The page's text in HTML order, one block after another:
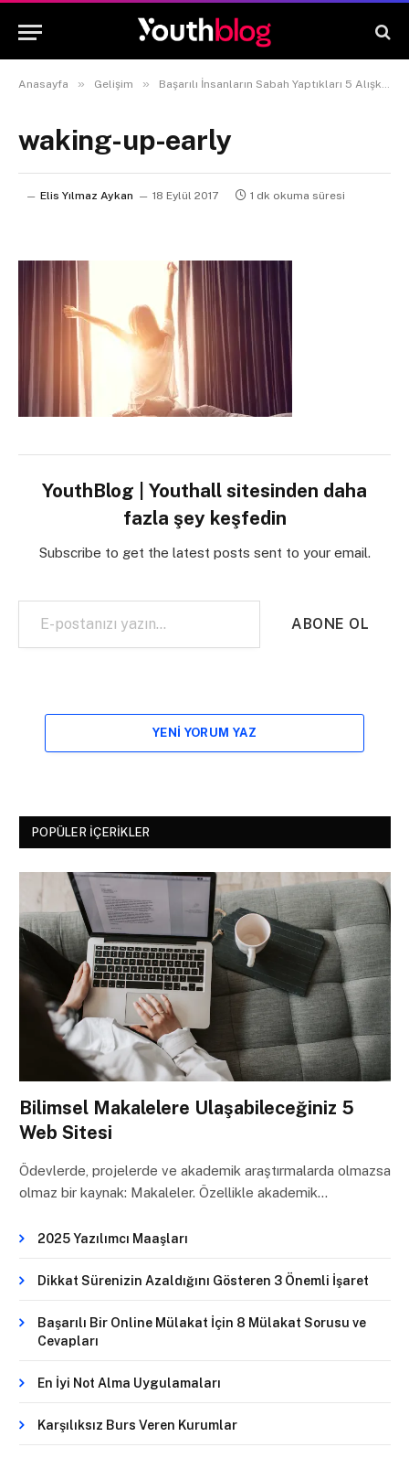
Anasayfa » Gelişim » Başarılı İnsanların Sabah Yaptıkları 5 Alışkanlık
waking-up-early
Elis Yılmaz Aykan 18 Eylül 2017 1 dk okuma süresi
YouthBlog | Youthall sitesinden daha
fazla şey keşfedin
Subscribe to get the latest posts sent to your email.
E-postanızı yazın…
ABONE OL
YENI YORUM YAZ
POPÜLER İÇERIKLER
Bilimsel Makalelere Ulaşabileceğiniz 5
Web Sitesi
Ödevlerde, projelerde ve akademik araştırmalarda olmazsa
olmaz bir kaynak: Makaleler. Özellikle akademik…
2025 Yazılımcı Maaşları
Dikkat Sürenizin Azaldığını Gösteren 3 Önemli İşaret
Başarılı Bir Online Mülakat İçin 8 Mülakat Sorusu ve
Cevapları
En İyi Not Alma Uygulamaları
Karşılıksız Burs Veren Kurumlar